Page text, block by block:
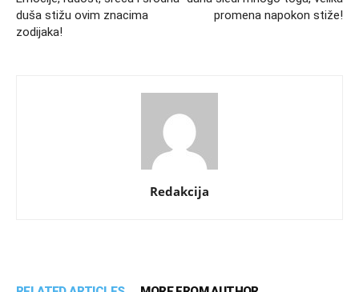
duša stižu ovim znacima
zodijaka!
promena napokon stiže!
Redakcija